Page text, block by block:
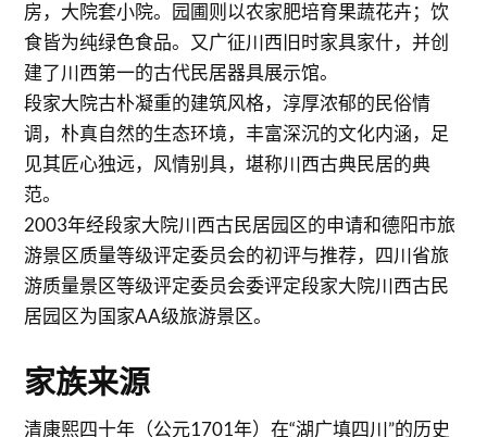
房，大院套小院。园圃则以农家肥培育果蔬花卉；饮
食皆为纯绿色食品。又广征川西旧时家具家什，并创
建了川西第一的古代民居器具展示馆。
段家大院古朴凝重的建筑风格，淳厚浓郁的民俗情
调，朴真自然的生态环境，丰富深沉的文化内涵，足
见其匠心独远，风情别具，堪称川西古典民居的典
范。
2003年经段家大院川西古民居园区的申请和德阳市旅
游景区质量等级评定委员会的初评与推荐，四川省旅
游质量景区等级评定委员会委评定段家大院川西古民
居园区为国家AA级旅游景区。
家族来源
清康熙四十年（公元1701年）在“湖广填四川”的历史